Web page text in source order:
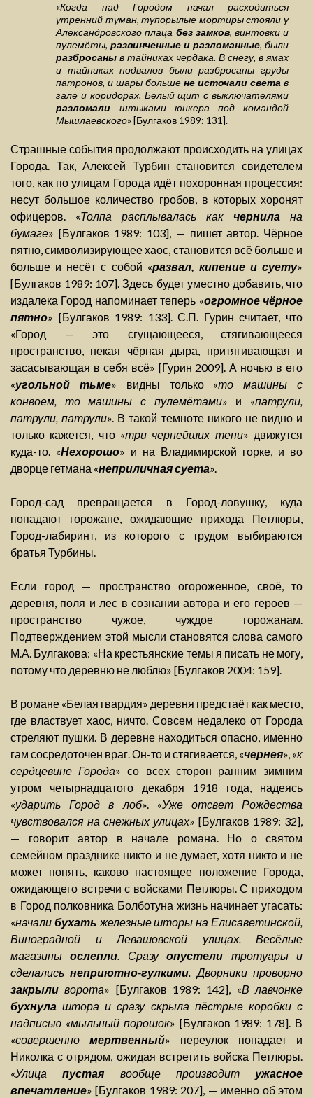
«Когда над Городом начал расходиться
утренний туман, тупорылые мортиры стояли у
Александровского плаца без замков, винтовки и
пулемёты,развинченные и разломанные, были
разбросаны в тайниках чердака. В снегу, в ямах
и тайниках подвалов были разбросаны груды
патронов, и шары большене источали света в
зале и коридорах. Белый щит с выключателями
разломали штыками юнкера под командой
Мышлаевского» [Булгаков 1989: 131].
Страшные события продолжают происходить на улицах
Города. Так, Алексей Турбин становится свидетелем
того, как по улицам Города идёт похоронная процессия:
несут большое количество гробов, в которых хоронят
офицеров. «Толпа расплывалась как чернила на
бумаге» [Булгаков 1989: 103], — пишет автор. Чёрное
пятно, символизирующее хаос, становится всё больше и
больше и несёт с собой «развал, кипение и суету»
[Булгаков 1989: 107]. Здесь будет уместно добавить, что
издалека Город напоминает теперь «огромное чёрное
пятно» [Булгаков 1989: 133]. С.П. Гурин считает, что
«Город — это сгущающееся, стягивающееся
пространство, некая чёрная дыра, притягивающая и
засасывающая в себя всё» [Гурин 2009]. А ночью в его
«угольной тьме» видны только «то машины с
конвоем, то машины с пулемётами» и «патрули,
патрули, патрули». В такой темноте никого не видно и
только кажется, что «три чернейших тени» движутся
куда-то. «Нехорошо» и на Владимирской горке, и во
дворце гетмана «неприличная суета».
Город-сад превращается в Город-ловушку, куда
попадают горожане, ожидающие прихода Петлюры,
Город-лабиринт, из которого с трудом выбираются
братья Турбины.
Если город — пространство огороженное, своё, то
деревня, поля и лес в сознании автора и его героев —
пространство чужое, чуждое горожанам.
Подтверждением этой мысли становятся слова самого
М.А. Булгакова: «На крестьянские темы я писать не могу,
потому что деревню не люблю» [Булгаков 2004: 159].
В романе «Белая гвардия» деревня предстаёт как место,
где властвует хаос, ничто. Совсем недалеко от Города
стреляют пушки. В деревне находиться опасно, именно
гам сосредоточен враг. Он-то и стягивается, «чернея», «к
сердцевине Города» со всех сторон ранним зимним
утром четырнадцатого декабря 1918 года, надеясь
«ударить Город в лоб». «Уже отсвет Рождества
чувствовался на снежных улицах» [Булгаков 1989: 32],
— говорит автор в начале романа. Но о святом
семейном празднике никто и не думает, хотя никто и не
может понять, каково настоящее положение Города,
ожидающего встречи с войсками Петлюры. С приходом
в Город полковника Болботуна жизнь начинает угасать:
«начали бухать железные шторы на Елисаветинской,
Виноградной и Левашовской улицах. Весёлые
магазиныослепли. Сразуопустели тротуары и
сделалисьнеприютно-гулкими. Дворники проворно
закрыли ворота» [Булгаков 1989: 142], «В лавчонке
бухнула штора и сразу скрыла пёстрые коробки с
надписью «мыльный порошок» [Булгаков 1989: 178]. В
«совершенно мертвенный» переулок попадает и
Николка с отрядом, ожидая встретить войска Петлюры.
«Улицапустая вообще производит ужасное
впечатление» [Булгаков 1989: 207], — именно об этом